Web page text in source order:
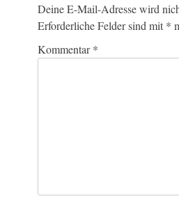
Deine E-Mail-Adresse wird
Erforderliche Felder sind mit *
Kommentar*